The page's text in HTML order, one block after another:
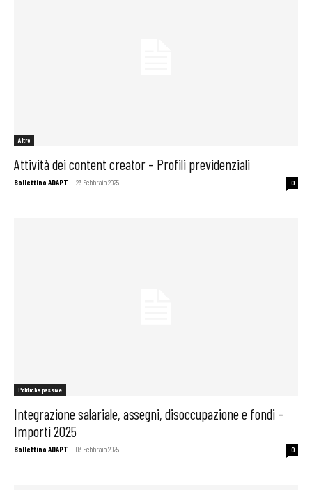
Altro
Attività dei content creator – Profili previdenziali
Bollettino ADAPT - 23 Febbraio 2025 0
Politiche passive
Integrazione salariale, assegni, disoccupazione e fondi –
Importi 2025
Bollettino ADAPT - 03 Febbraio 2025 0